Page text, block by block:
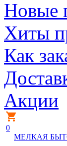
Новые
Хиты
Как
Акции
0
МЕЛКАЯ